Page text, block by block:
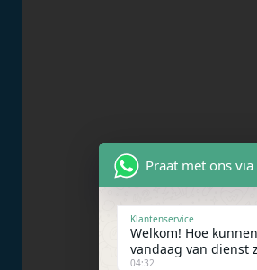
Praat met ons
Klantenservice
Welkom! Hoe
vandaag van dienst
04:32